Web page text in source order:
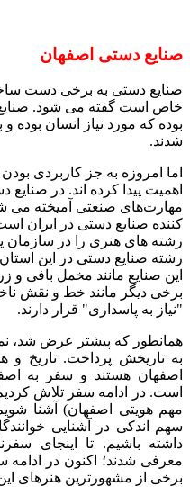
صنایع دستی اصفهان
صنایع دستی به برخی دست
خاص است گفته می شود.
بوده که مورد نیاز انسان بوده
شدند.
اما امروزه به جز کاربردی بودن
اهمیت پیدا کرده اند. در
مهارت‌های صنعتی آمیخته می
کننده صنایع دستی در ایران
رشته صنایع دستی در این
این صنایع مانند مخمل بافی
برخی دیگر مانند خط و نقش
"نیاز به پاسداری" قرار دارند.
همانطور که پیشتر عرض شد،
به تاریخش پرداخت. تاریخ و
اصفهان هستند و سفر به
است. در ادامه سفر تلاش
مهم هویتی اصفهان) آشنا
سهم اندکی در آشنایی
داشته باشیم. تا اینجای
معرفی شدند؛ اکنون در ادامه
برخی از مشهورترین هنرهای